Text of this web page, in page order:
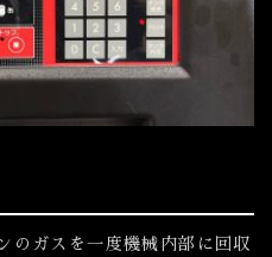
のガスを一度機械内部に回収